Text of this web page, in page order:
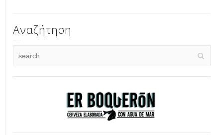
Αναζήτηση